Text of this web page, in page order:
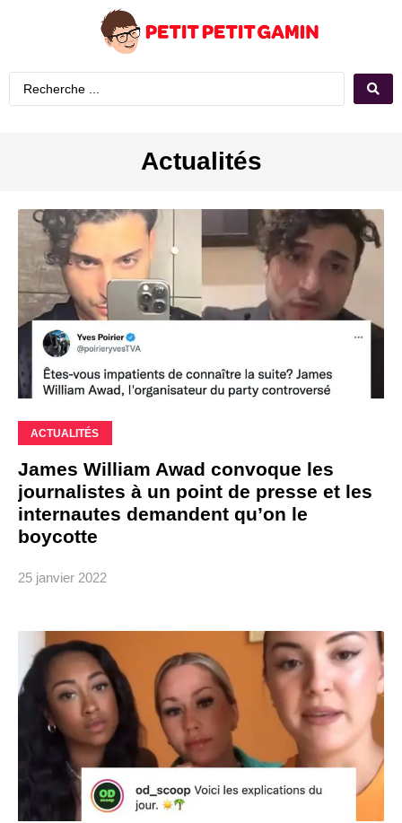
Actualités
ACTUALITÉS
James William Awad convoque les
journalistes à un point de presse et les
internautes demandent qu’on le
boycotte
25 janvier 2022